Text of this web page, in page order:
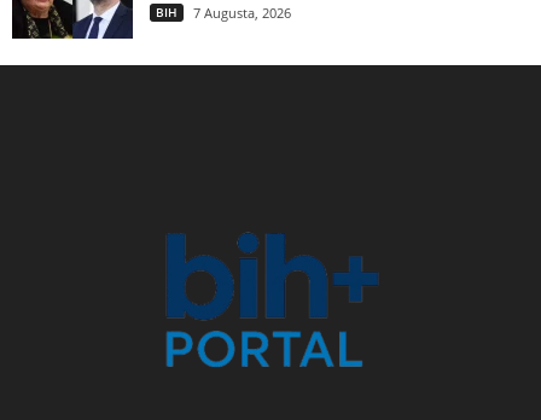
BIH 7 Augusta, 2026